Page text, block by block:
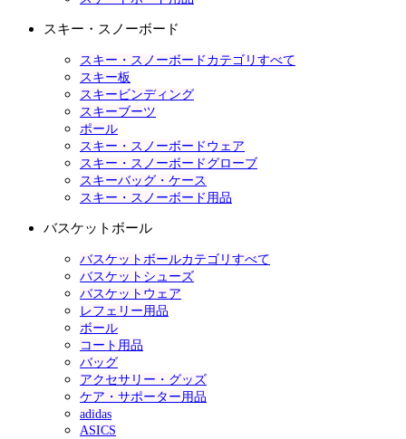
スキー・スノーボード
スキー・スノーボードカテゴリすべて
スキー板
スキービンディング
スキーブーツ
ポール
スキー・スノーボードウェア
スキー・スノーボードグローブ
スキーバッグ・ケース
スキー・スノーボード用品
バスケットボール
バスケットボールカテゴリすべて
バスケットシューズ
バスケットウェア
レフェリー用品
ボール
コート用品
バッグ
アクセサリー・グッズ
ケア・サポーター用品
adidas
ASICS